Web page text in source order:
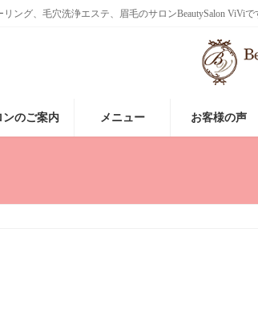
ング、毛穴洗浄エステ、眉毛のサロンBeautySalon ViViで
ンのご案内 メニュー お客様の声